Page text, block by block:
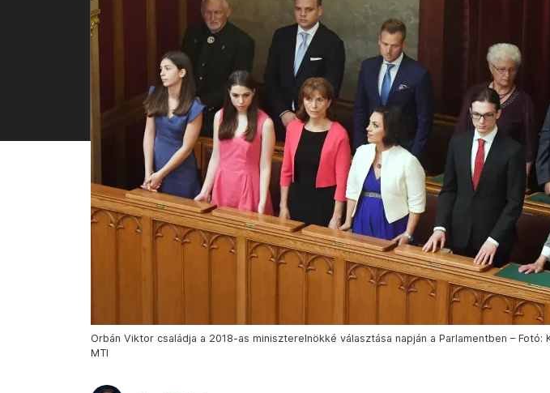
Orbán Viktor családja a 2018-as miniszterelnökké választása napján a Parlamentben – Fotó:
MTI